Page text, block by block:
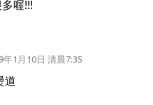
喔!!!
年1月10日 清晨7:35
道